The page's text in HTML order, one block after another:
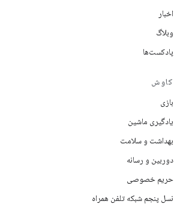
اخبار
وبلاگ
پادکست‌ها
کاوش
بازی
یادگیری ماشین
بهداشت و سلامت
دوربین و رسانه
حریم خصوصی
نسل پنجم شبکه تلفن همراه